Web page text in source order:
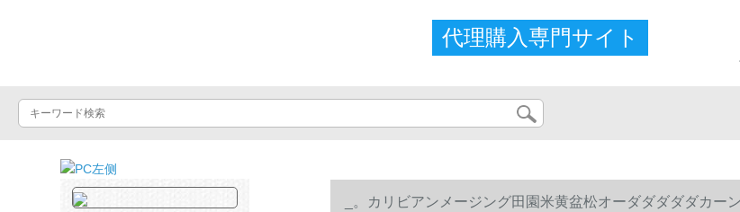
代理購入専門サイト
_。カリビアンメージング田園米黄盆松オーダダダダダカ